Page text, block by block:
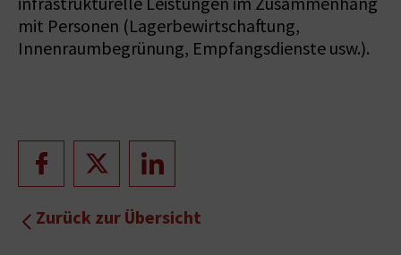
mit Personen (Lagerbewirtschaftung,
Innenraumbegrünung, Empfangsdienste usw.).
Zurück zur Übersicht